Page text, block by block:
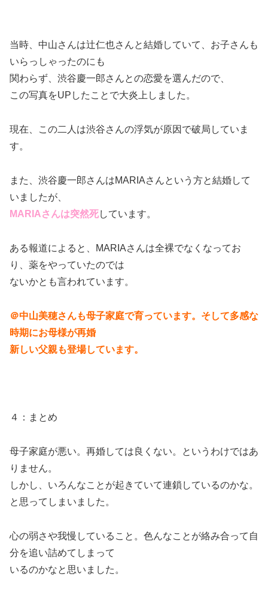
当時、中山さんは辻仁也さんと結婚していて、お子さんも
いらっしゃったのにも
関わらず、渋谷慶一郎さんとの恋愛を選んだので、
この写真をUPしたことで大炎上しました。
現在、この二人は渋谷さんの浮気が原因で破局していま
す。
また、渋谷慶一郎さんはMARIAさんという方と結婚して
いましたが、
MARIAさんは突然死しています。
ある報道によると、MARIAさんは全裸でなくなってお
り、薬をやっていたのでは
ないかとも言われています。
＠中山美穂さんも母子家庭で育っています。そして多感な
時期にお母様が再婚
新しい父親も登場しています。
４：まとめ
母子家庭が悪い。再婚しては良くない。というわけではあ
りません。
しかし、いろんなことが起きていて連鎖しているのかな。
と思ってしまいました。
心の弱さや我慢していること。色んなことが絡み合って自
分を追い詰めてしまって
いるのかなと思いました。